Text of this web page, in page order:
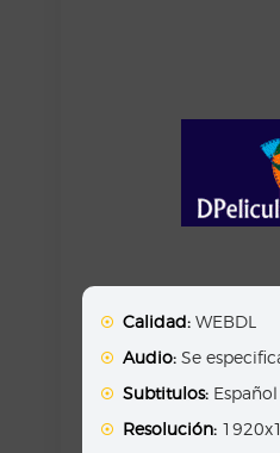
Calidad: WEBDL
Audio: Se
Subtitulos:
Resolución: